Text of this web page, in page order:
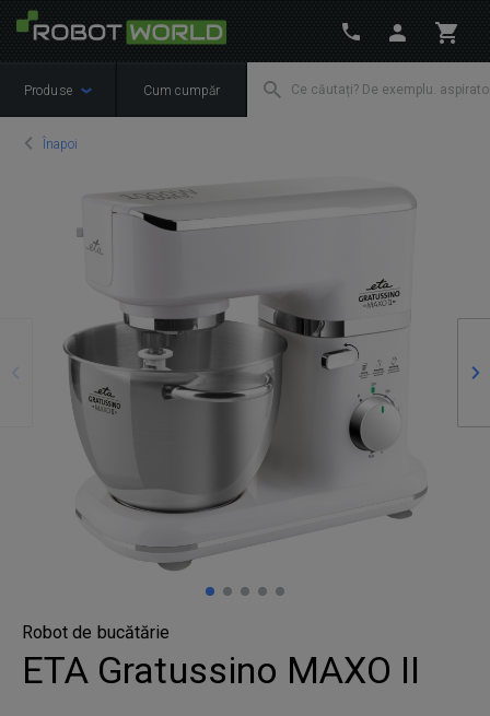
Produse Cum cumpăr
Înapoi
Precedente
Robot de bucătărie
ETA Gratussino MAXO II